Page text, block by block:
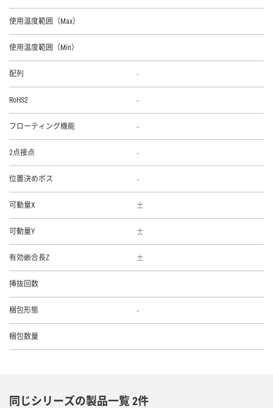
使用温度範囲（Max）
使用温度範囲（Min）
配列 -
RoHS2 -
フローティング機能 -
2点接点 -
位置決めボス -
可動量X
可動量Y
有効嵌合長Z
挿抜回数
梱包形態 -
梱包数量
同じシリーズの製品一覧 2件